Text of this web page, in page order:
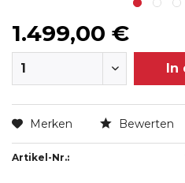
1.499,00 €
In
Merken Bewerten
Artikel-Nr.: